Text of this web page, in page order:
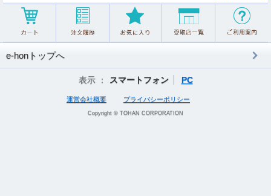
e-honトップへ
表示 ： スマートフォン PC
運営会社概要 プライバシーポリシー
Copyright © TOHAN CORPORATION